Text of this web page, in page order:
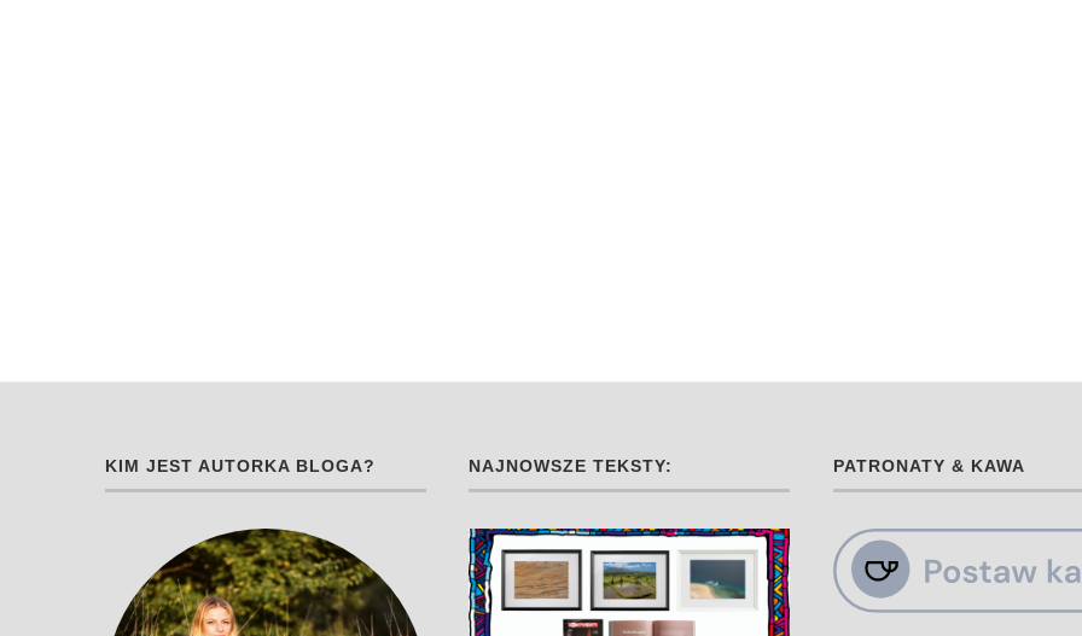
KIM JEST AUTORKA BLOGA? NAJNOWSZE TEKSTY: PATRONATY & KAWA